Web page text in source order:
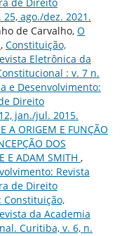
de Direito
ago./dez. 2021.
de Carvalho, O
, Constituição,
Eletrônica da
: v. 7 n.
e Desenvolvimento:
Direito
jan./jul. 2015.
A ORIGEM E FUNÇÃO
DOS
E ADAM SMITH ,
Revista
de Direito
Constituição,
da Academia
Curitiba, v. 6, n.